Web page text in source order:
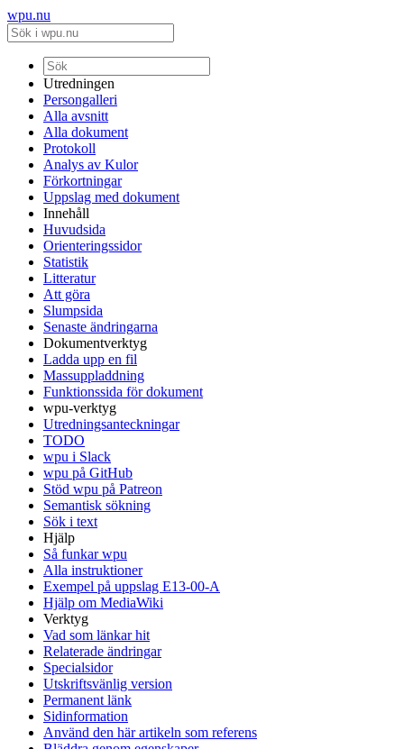
wpu.nu
Utredningen
Persongalleri
Alla avsnitt
Alla dokument
Protokoll
Analys av Kulor
Förkortningar
Uppslag med dokument
Innehåll
Huvudsida
Orienteringssidor
Statistik
Litteratur
Att göra
Slumpsida
Senaste ändringarna
Dokumentverktyg
Ladda upp en fil
Massuppladdning
Funktionssida för dokument
wpu-verktyg
Utredningsanteckningar
TODO
wpu i Slack
wpu på GitHub
Stöd wpu på Patreon
Semantisk sökning
Sök i text
Hjälp
Så funkar wpu
Alla instruktioner
Exempel på uppslag E13-00-A
Hjälp om MediaWiki
Verktyg
Vad som länkar hit
Relaterade ändringar
Specialsidor
Utskriftsvänlig version
Permanent länk
Sidinformation
Använd den här artikeln som referens